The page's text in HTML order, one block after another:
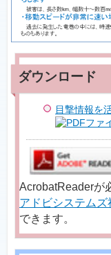
目撃情報を
AcrobatReaderが
アドビシステムズ
できます。